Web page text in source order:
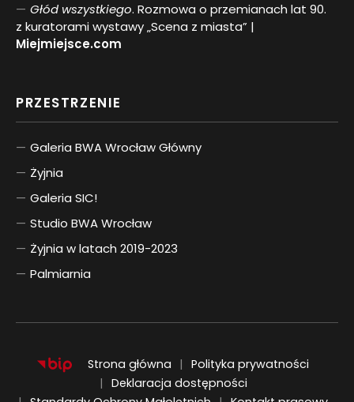
Głód wszystkiego. Rozmowa o przemianach lat 90.
z kuratorami wystawy „Scena z miasta” |
Miejmiejsce.com
PRZESTRZENIE
Galeria BWA Wrocław Główny
Żyjnia
Galeria SIC!
Studio BWA Wrocław
Żyjnia w latach 2019-2023
Palmiarnia
Strona główna
Polityka prywatności
Deklaracja dostępności